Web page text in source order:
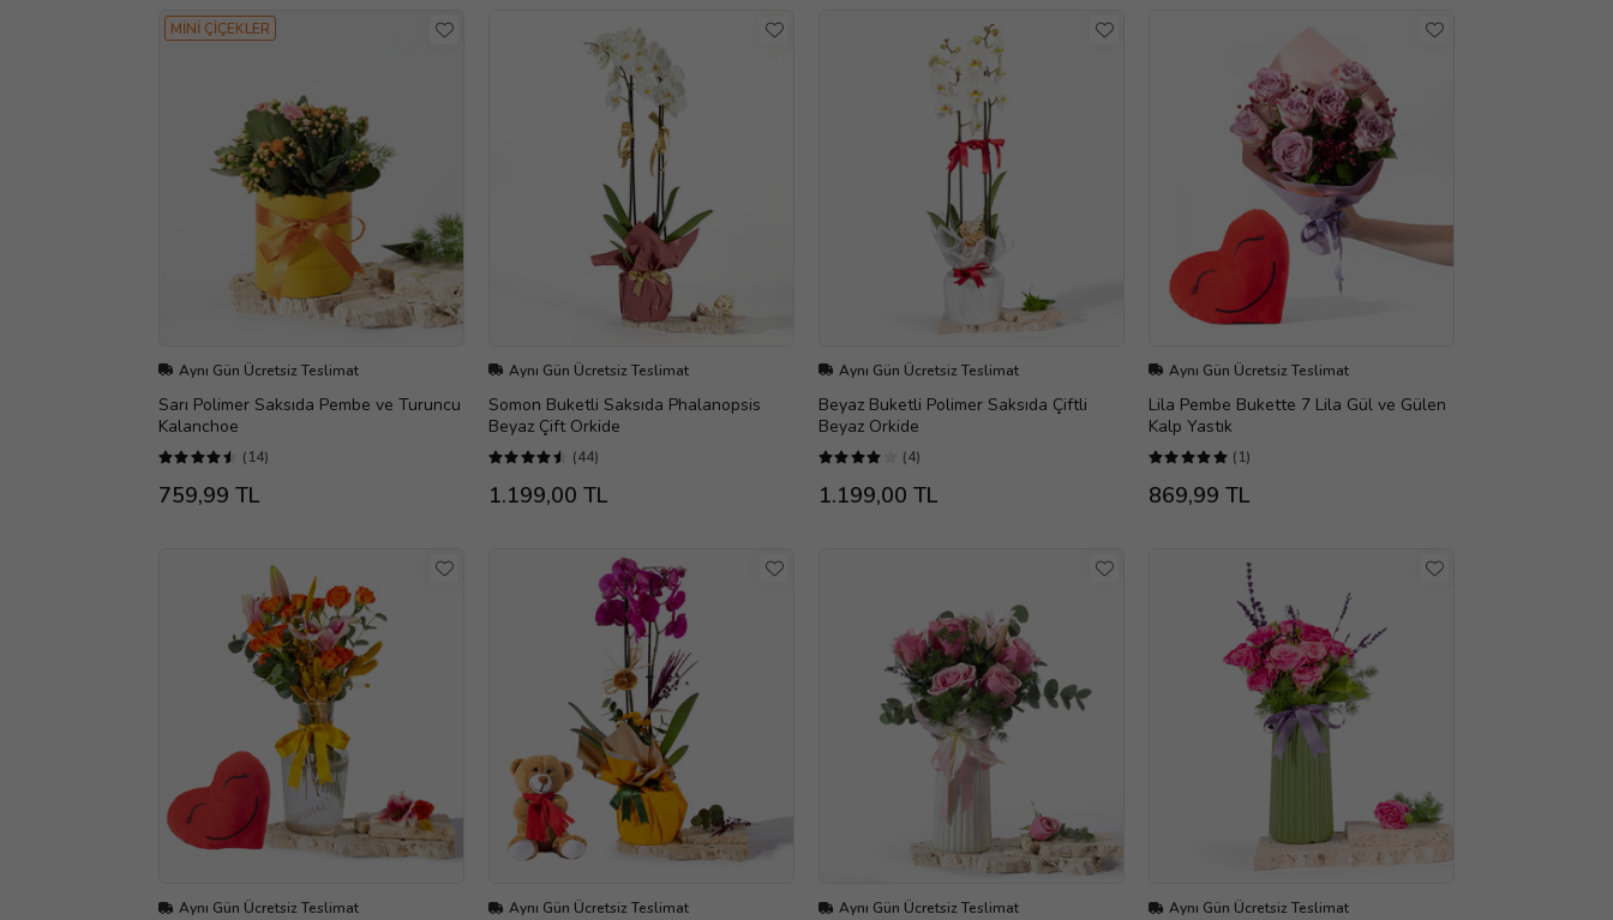
MİNİ ÇİÇEKLER
Aynı Gün Ücretsiz Teslimat
Sarı Polimer Saksıda Pembe ve Turuncu
Kalanchoe
(14)
759,99 TL
Aynı Gün Ücretsiz Teslimat
Somon Buketli Saksıda Phalanopsis
Beyaz Çift Orkide
(44)
1.199,00 TL
Aynı Gün Ücretsiz Teslimat
Beyaz Buketli Polimer Saksıda Çiftli
Beyaz Orkide
(4)
1.199,00 TL
Aynı Gün Ücretsiz Teslimat
Lila Pembe Bukette 7 Lila Gül ve Gülen
Kalp Yastık
(1)
869,99 TL
Aynı Gün Ücretsiz Teslimat Aynı Gün Ücretsiz Teslimat Aynı Gün Ücretsiz Teslimat Aynı Gün Ücretsiz Teslimat